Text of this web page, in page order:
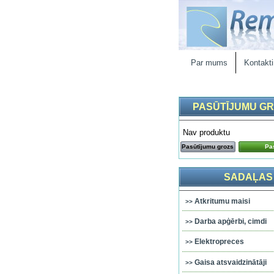
Par mums
PASŪTĪJUMU
Nav produktu
Pasūtījumu grozs
SADAĻAS
Atkritumu maisi
Darba apģērbi, cimdi
Elektropreces
Gaisa atsvaidzinātāji